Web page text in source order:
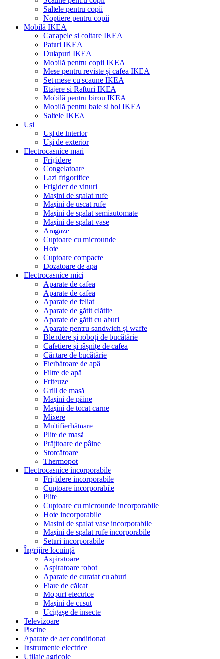
Saltele pentru copii
Noptiere pentru copii
Mobilă IKEA
Canapele si coltare IKEA
Paturi IKEA
Dulapuri IKEA
Mobilă pentru copii IKEA
Mese pentru reviste și cafea IKEA
Set mese cu scaune IKEA
Etajere si Rafturi IKEA
Mobilă pentru birou IKEA
Mobilă pentru baie si hol IKEA
Saltele IKEA
Uși
Uși de interior
Uși de exterior
Electrocasnice mari
Frigidere
Congelatoare
Lazi frigorifice
Frigider de vinuri
Mașini de spalat rufe
Mașini de uscat rufe
Mașini de spalat semiautomate
Mașini de spalat vase
Aragaze
Cuptoare cu microunde
Hote
Cuptoare compacte
Dozatoare de aрă
Electrocasnice mici
Aparate de cafea
Aparate de cafea
Aparate de feliat
Aparate de gătit clătite
Aparate de gătit cu aburi
Aparate pentru sandwich și waffe
Blendere și roboți de bucătărie
Cafetiere și râșnițe de cafea
Cântare de bucătărie
Fierbătoare de apă
Filtre de apă
Friteuze
Grill de masă
Mașini de pâine
Mașini de tocat carne
Mixere
Multifierbătoare
Plite de masă
Prăjitoare de pâine
Storcătoare
Thermopot
Electrocasnice incorporabile
Frigidere incorporabile
Cuptoare incorporabile
Plite
Cuptoare cu microunde incorporabile
Hote incorporabile
Mașini de spalat vase incorporabile
Mașini de spalat rufe incorporabile
Seturi incorporabile
Îngrijire locuință
Aspiratoare
Aspiratoare robot
Aparate de curatat cu aburi
Fiare de călcat
Mopuri electrice
Mașini de cusut
Ucigașe de insecte
Televizoare
Piscine
Aparate de aer conditionat
Instrumente electrice
Utilaje agricole